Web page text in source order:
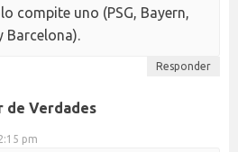
compite uno (PSG, Bayern,
Barcelona).
Responder
de Verdades
pm